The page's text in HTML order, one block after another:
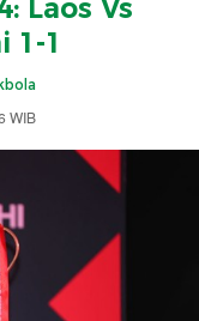
Laos Vs
1-1
WIB